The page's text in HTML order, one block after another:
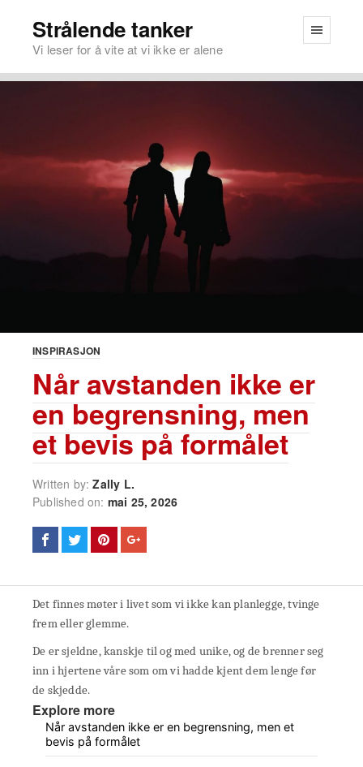
Strålende tanker
Vi leser for å vite at vi ikke er alene
INSPIRASJON
Når avstanden ikke er
en begrensning, men
et bevis på formålet
Written by:Zally L.
Published on: mai 25, 2026
Det finnes møter i livet som vi ikke kan planlegge, tvinge
frem eller glemme.
De er sjeldne, kanskje til og med unike, og de brenner seg
inn i hjertene våre som om vi hadde kjent dem lenge før
de skjedde.
Explore more
Når avstanden ikke er en begrensning, men et
bevis på formålet